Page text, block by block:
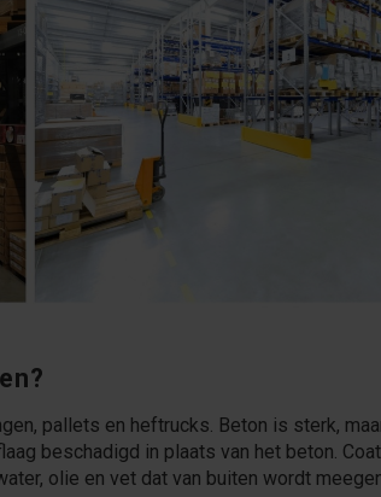
pallets en heftrucks. Beton is sterk,
beschadigd in plaats van het beton.
olie en vet dat van buiten wordt